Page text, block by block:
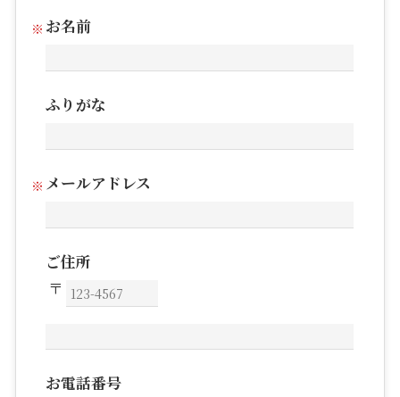
お名前
ふりがな
メールアドレス
ご住所
お電話番号